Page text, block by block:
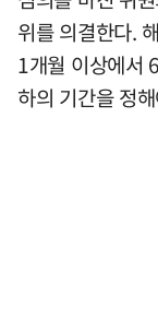
위를 의결한다.
1개월 이상에서
하의 기간을 정